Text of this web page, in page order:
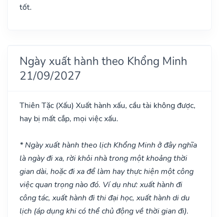
tốt.
Ngày xuất hành theo Khổng Minh
21/09/2027
Thiên Tặc (Xấu) Xuất hành xấu, cầu tài không được,
hay bị mất cắp, mọi việc xấu.
* Ngày xuất hành theo lịch Khổng Minh ở đây nghĩa
là ngày đi xa, rời khỏi nhà trong một khoảng thời
gian dài, hoặc đi xa để làm hay thực hiện một công
việc quan trọng nào đó. Ví dụ như: xuất hành đi
công tác, xuất hành đi thi đại học, xuất hành di du
lịch (áp dụng khi có thể chủ động về thời gian đi).